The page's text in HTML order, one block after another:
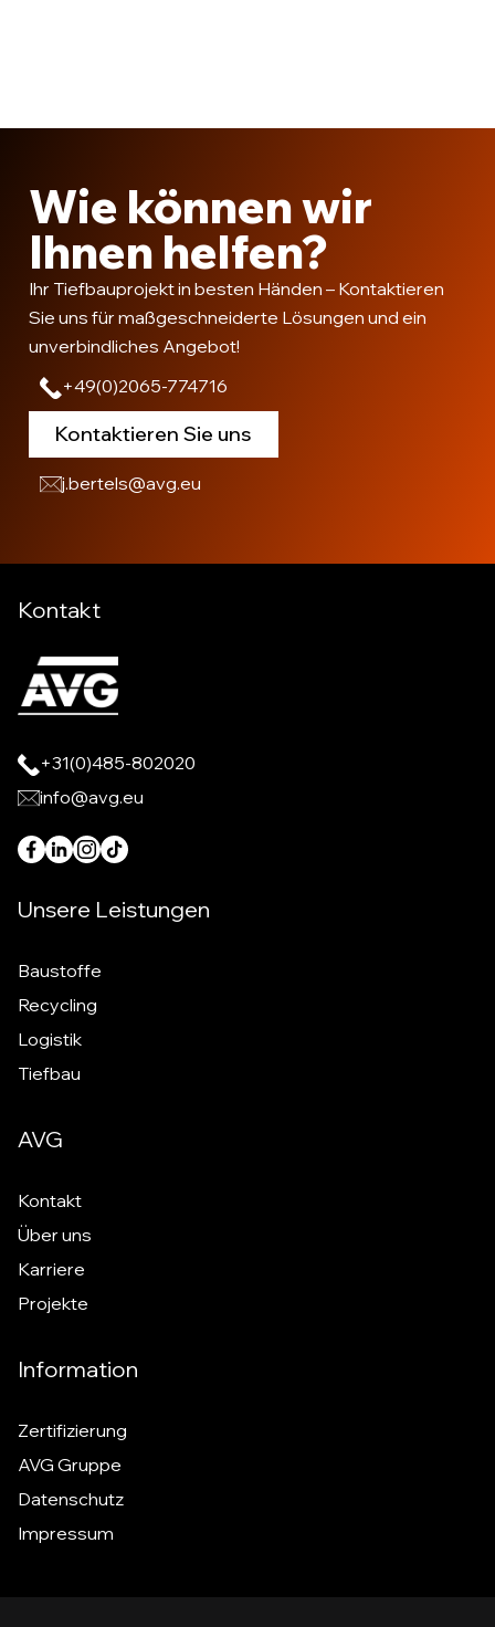
Wie können wir
Ihnen helfen?
Ihr Tiefbauprojekt in besten Händen – Kontaktieren
Sie uns für maßgeschneiderte Lösungen und ein
unverbindliches Angebot!
+49(0)2065-774716
Kontaktieren Sie uns
j.bertels@avg.eu
Kontakt
+31(0)485-802020
info@avg.eu
Unsere Leistungen
Baustoffe
Recycling
Logistik
Tiefbau
AVG
Kontakt
Über uns
Karriere
Projekte
Information
Zertifizierung
AVG Gruppe
Datenschutz
Impressum